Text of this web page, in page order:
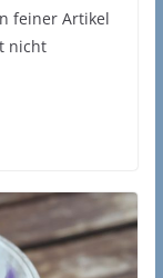
feiner Artikel
nicht